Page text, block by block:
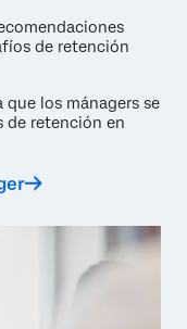
de retención
los mánagers se
de retención en